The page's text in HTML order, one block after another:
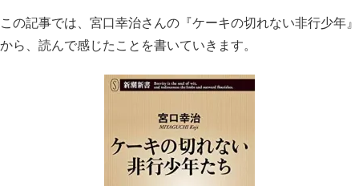
この記事では、宮口幸治さんの『ケーキの切れない非行少年』
から、読んで感じたことを書いていきます。